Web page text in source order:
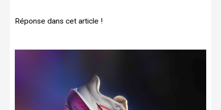
Réponse dans cet article !